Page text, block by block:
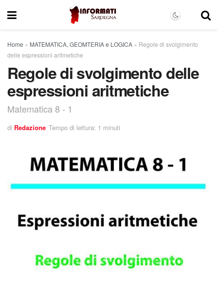
Home » MATEMATICA, GEOMTERIA e LOGICA » Regole di svolgimento
delle espressioni aritmetiche
Regole di svolgimento delle
espressioni aritmetiche
Matematica 8 - 1
di Redazione Tempo di lettura: 1 minuti